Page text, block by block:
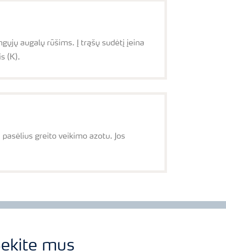
augalų rūšims. Į trąšų sudėtį įeina
(K).
greito veikimo azotu. Jos
mus